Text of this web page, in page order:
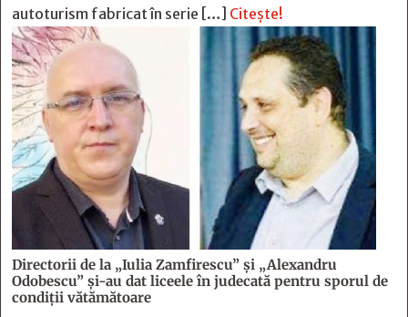
autoturism fabricat în serie […] Citește!
Directorii de la „Iulia Zamfirescu” și „Alexandru
Odobescu” și-au dat liceele în judecată pentru sporul de
condiții vătămătoare